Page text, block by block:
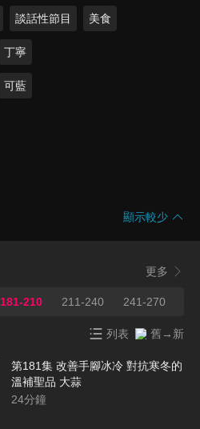
談話性節目 美食
丁寧
可藍
顯示較少
更多
181-210 211-240 241-270
列表 舊→新
第181集 改善手腳冰冷 對抗寒冬的
溫補聖品 大蒜
24分鐘